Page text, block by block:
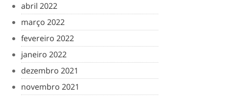
abril 2022
março 2022
fevereiro 2022
janeiro 2022
dezembro 2021
novembro 2021